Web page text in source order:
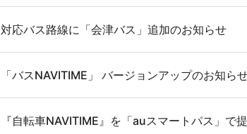
対応バス路線に「会津バス」追加のお知らせ
「バスNAVITIME」 バージョンアップのお知ら
『自転車NAVITIME』を「auスマートパス」で